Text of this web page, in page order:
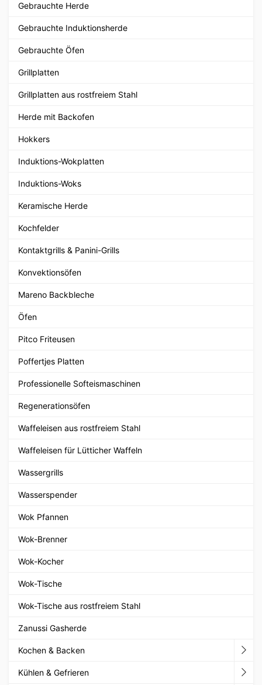
Gebrauchte Herde
Gebrauchte Induktionsherde
Gebrauchte Öfen
Grillplatten
Grillplatten aus rostfreiem Stahl
Herde mit Backofen
Hokkers
Induktions-Wokplatten
Induktions-Woks
Keramische Herde
Kochfelder
Kontaktgrills & Panini-Grills
Konvektionsöfen
Mareno Backbleche
Öfen
Pitco Friteusen
Poffertjes Platten
Professionelle Softeismaschinen
Regenerationsöfen
Waffeleisen aus rostfreiem Stahl
Waffeleisen für Lütticher Waffeln
Wassergrills
Wasserspender
Wok Pfannen
Wok-Brenner
Wok-Kocher
Wok-Tische
Wok-Tische aus rostfreiem Stahl
Zanussi Gasherde
Kochen & Backen
Kühlen & Gefrieren